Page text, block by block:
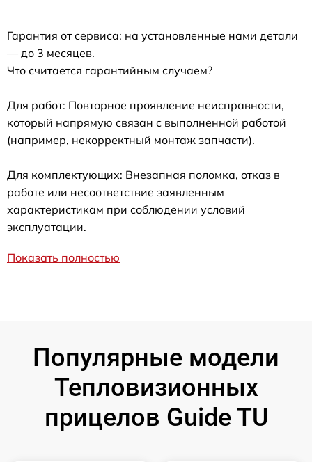
Гарантия от сервиса: на установленные нами детали
— до 3 месяцев.
Что считается гарантийным случаем?
Для работ: Повторное проявление неисправности,
который напрямую связан с выполненной работой
(например, некорректный монтаж запчасти).
Для комплектующих: Внезапная поломка, отказ в
работе или несоответствие заявленным
характеристикам при соблюдении условий
эксплуатации.
Показать полностью
Популярные модели
Тепловизионных
прицелов Guide TU